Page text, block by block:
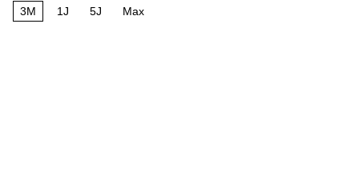
3M 1J 5J Max